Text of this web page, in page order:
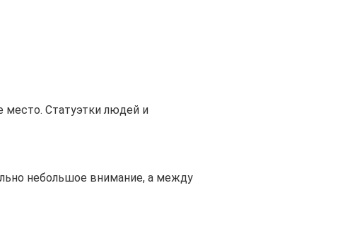
место. Статуэтки людей и
небольшое внимание, а между